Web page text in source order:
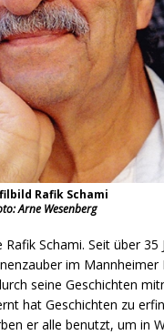
Rafik Schami
Arne Wesenberg
Schami. Seit über 35
im
seine Geschichten
hat Geschichten zu
er alle benutzt, um in